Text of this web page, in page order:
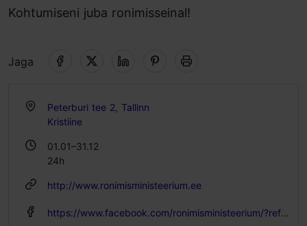
Kohtumiseni juba ronimisseinal!
Jaga
Peterburi tee 2, Tallinn
Kristiine
01.01–31.12
24h
http://www.ronimisministeerium.ee
https://www.facebook.com/ronimisministeerium/?ref=hl